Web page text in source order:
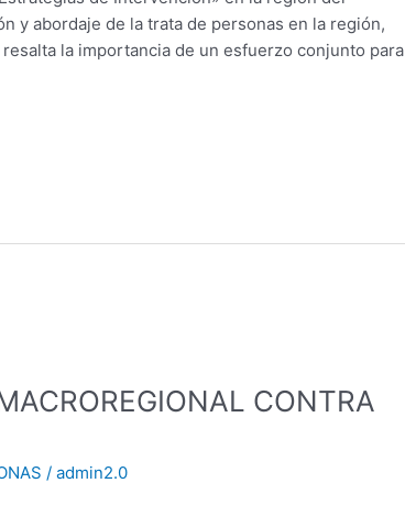
y abordaje de la trata de personas en la región,
la importancia de un esfuerzo conjunto para
CONTRA
/admin2.0